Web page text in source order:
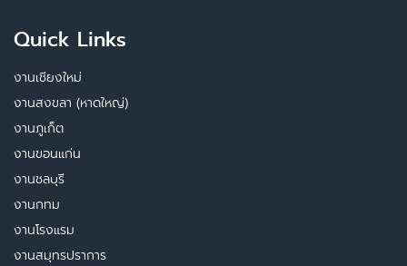
Quick Links
งานเชียงใหม่
งานสงขลา (หาดใหญ่)
งานภูเก็ต
งานขอนแก่น
งานชลบุรี
งานกทม
งานโรงแรม
งานสมุทรปราการ